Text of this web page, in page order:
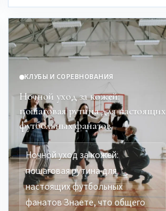
КЛУБЫ И СОРЕВНОВАНИЯ
Ночной уход за кожей:
пошаговая рутина для настоящих
футбольных фанатов
Ночной уход за кожей:
пошаговая рутина для
настоящих футбольных
фанатов Знаете, что общего